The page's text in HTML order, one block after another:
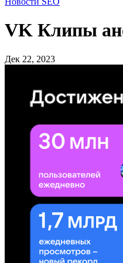
VK Клипы
Дек 22, 2023